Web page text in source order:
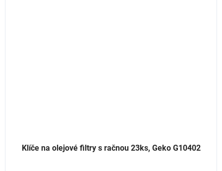
Klíče na olejové filtry s račnou 23ks, Geko G10402